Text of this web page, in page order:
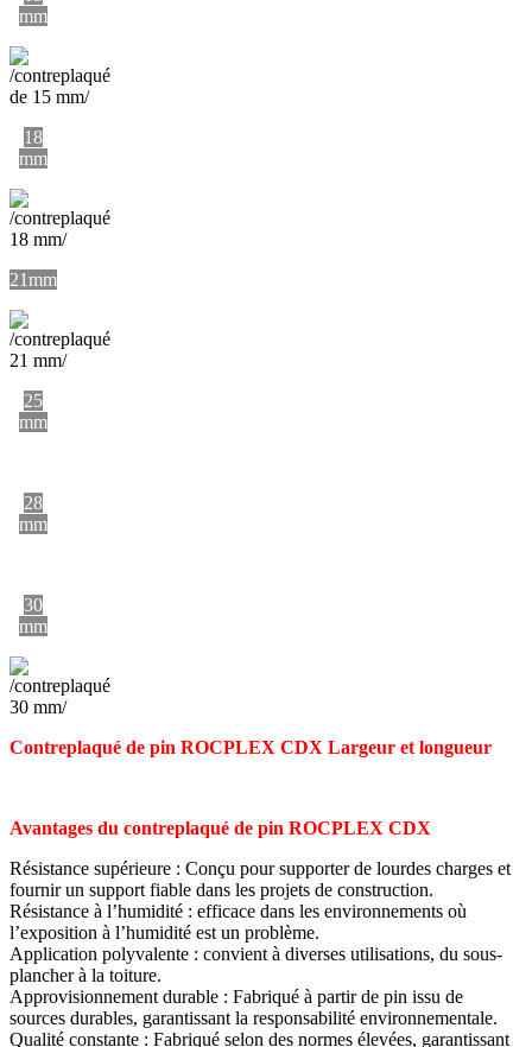
mm
18
mm
21mm
25
mm
28
mm
30
mm
Contreplaqué de pin ROCPLEX CDX Largeur et longueur
Avantages du contreplaqué de pin ROCPLEX CDX
Résistance supérieure : Conçu pour supporter de lourdes charges et
fournir un support fiable dans les projets de construction.
Résistance à l’humidité : efficace dans les environnements où
l’exposition à l’humidité est un problème.
Application polyvalente : convient à diverses utilisations, du sous-
plancher à la toiture.
Approvisionnement durable : Fabriqué à partir de pin issu de
sources durables, garantissant la responsabilité environnementale.
Qualité constante : Fabriqué selon des normes élevées, garantissant